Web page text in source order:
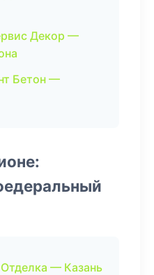
Декор —
Бетон —
— Казань